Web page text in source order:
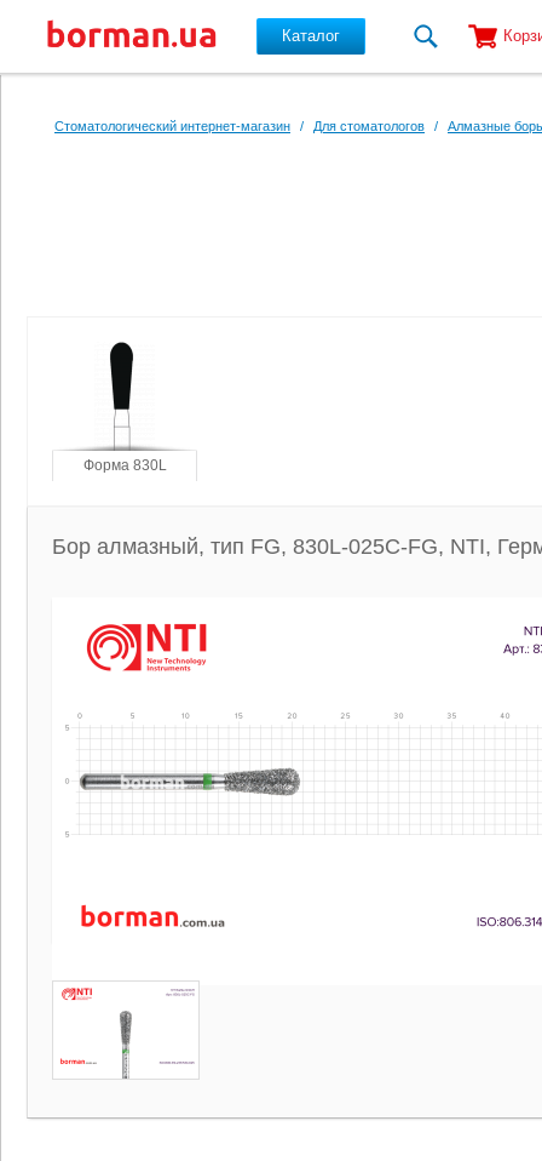
Каталог
Стоматологический интернет-магазин / Для стоматологов / Алмазные
Форма 830L
Бор алмазный, тип FG, 830L-025C-FG, NTI,